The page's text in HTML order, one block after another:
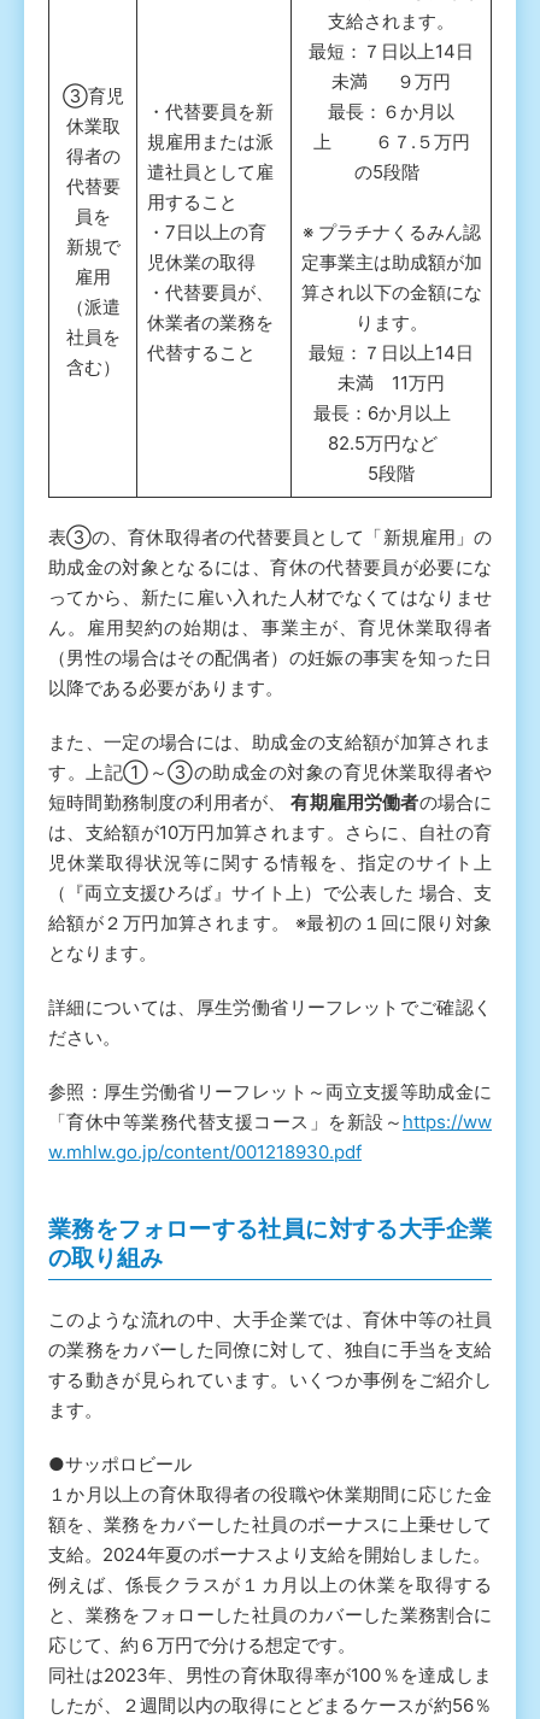
③育児
休業取
得者の
代替要
員を
新規で
雇用
（派遣
社員を
含む）
・代替要員を新
規雇用または派
遣社員として雇
用すること
・7日以上の育
児休業の取得
・代替要員が、
休業者の業務を
代替すること
支給されます。
最短：７日以上14日
未満 ９万円
最長：６か月以
上 ６７.５万円
の5段階
※ プラチナくるみん認
定事業主は助成額が加
算され以下の金額にな
ります。
最短：７日以上14日
未満 11万円
最長：6か月以上
82.5万円など
5段階
表③の、育休取得者の代替要員として「新規雇用」の
助成金の対象となるには、育休の代替要員が必要にな
ってから、新たに雇い入れた人材でなくてはなりませ
ん。雇用契約の始期は、事業主が、育児休業取得者
（男性の場合はその配偶者）の妊娠の事実を知った日
以降である必要があります。
また、一定の場合には、助成金の支給額が加算されま
す。上記①～③の助成金の対象の育児休業取得者や
短時間勤務制度の利用者が、有期雇用労働者の場合に
は、支給額が10万円加算されます。さらに、自社の育
児休業取得状況等に関する情報を、指定のサイト上
（『両立支援ひろば』サイト上）で公表した 場合、支
給額が２万円加算されます。 ※最初の１回に限り対象
となります。
詳細については、厚生労働省リーフレットでご確認く
ださい。
参照：厚生労働省リーフレット～両立支援等助成金に
「育休中等業務代替支援コース」を新設～ https://ww
w.mhlw.go.jp/content/001218930.pdf
業務をフォローする社員に対する大手企業
の取り組み
このような流れの中、大手企業では、育休中等の社員
の業務をカバーした同僚に対して、独自に手当を支給
する動きが見られています。いくつか事例をご紹介し
ます。
●サッポロビール
１か月以上の育休取得者の役職や休業期間に応じた金
額を、業務をカバーした社員のボーナスに上乗せして
支給。2024年夏のボーナスより支給を開始しました。
例えば、係長クラスが１カ月以上の休業を取得する
と、業務をフォローした社員のカバーした業務割合に
応じて、約６万円で分ける想定です。
同社は2023年、男性の育休取得率が100％を達成しま
したが、２週間以内の取得にとどまるケースが約56％